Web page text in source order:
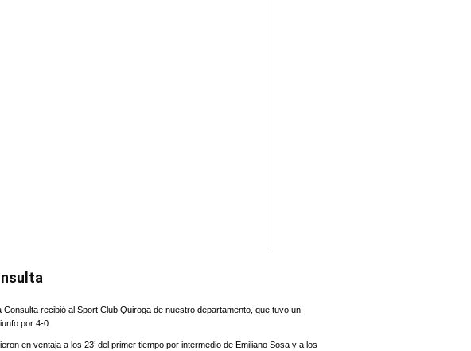
Consulta recibió al Sport Club Quiroga de nuestro departamento, que tuvo un
por 4-0.
en ventaja a los 23’ del primer tiempo por intermedio de Emiliano Sosa y a los